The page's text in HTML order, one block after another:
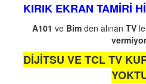
KIRIK EKRAN TAMİRİ
A101 ve Bimden alınan TV
DİJİTSU VE TCL TV